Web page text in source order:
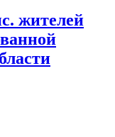
жителей